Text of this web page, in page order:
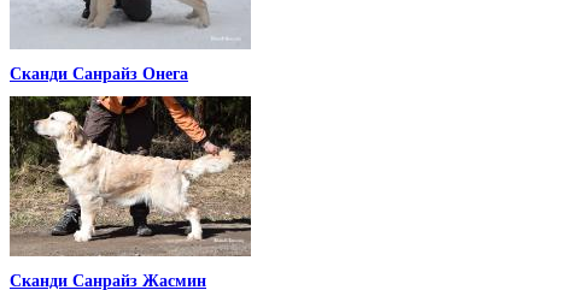
Сканди Санрайз Онега
Сканди Санрайз Жасмин